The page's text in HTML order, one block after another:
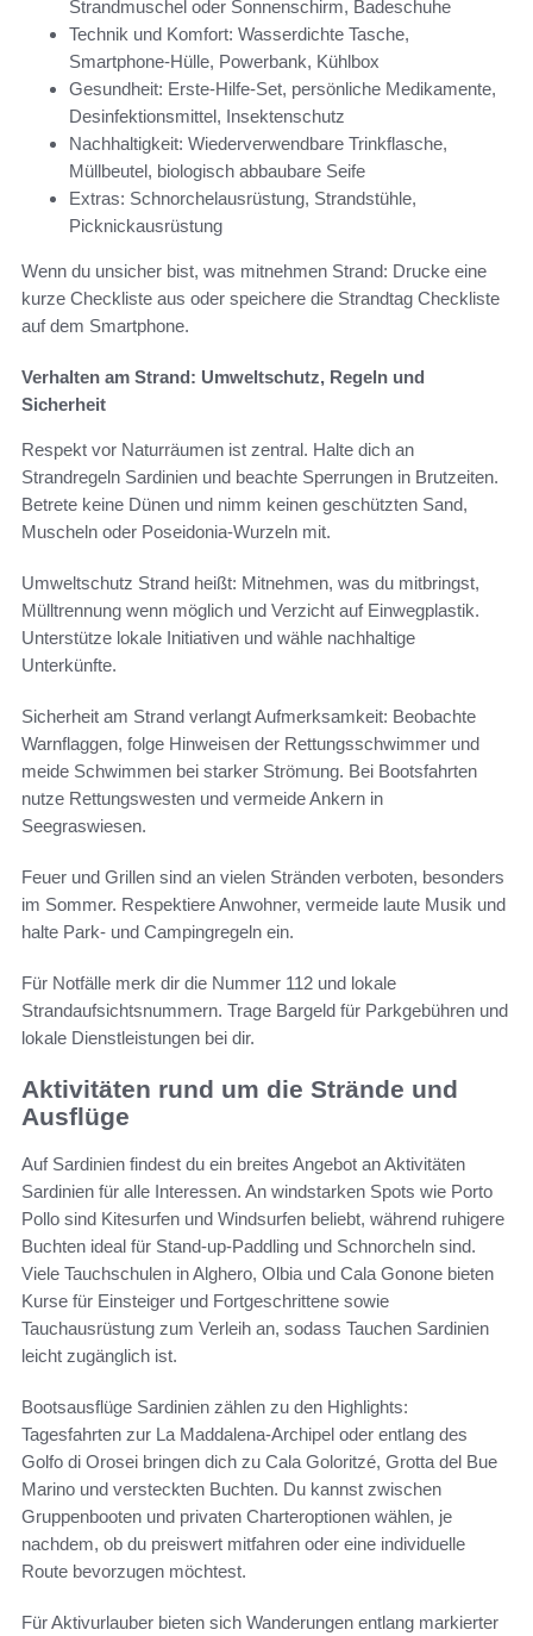
Strandmuschel oder Sonnenschirm, Badeschuhe
Technik und Komfort: Wasserdichte Tasche,
Smartphone-Hülle, Powerbank, Kühlbox
Gesundheit: Erste-Hilfe-Set, persönliche Medikamente,
Desinfektionsmittel, Insektenschutz
Nachhaltigkeit: Wiederverwendbare Trinkflasche,
Müllbeutel, biologisch abbaubare Seife
Extras: Schnorchelausrüstung, Strandstühle,
Picknickausrüstung
Wenn du unsicher bist, was mitnehmen Strand: Drucke eine
kurze Checkliste aus oder speichere die Strandtag Checkliste
auf dem Smartphone.
Verhalten am Strand: Umweltschutz, Regeln und
Sicherheit
Respekt vor Naturräumen ist zentral. Halte dich an
Strandregeln Sardinien und beachte Sperrungen in Brutzeiten.
Betrete keine Dünen und nimm keinen geschützten Sand,
Muscheln oder Poseidonia-Wurzeln mit.
Umweltschutz Strand heißt: Mitnehmen, was du mitbringst,
Mülltrennung wenn möglich und Verzicht auf Einwegplastik.
Unterstütze lokale Initiativen und wähle nachhaltige
Unterkünfte.
Sicherheit am Strand verlangt Aufmerksamkeit: Beobachte
Warnflaggen, folge Hinweisen der Rettungsschwimmer und
meide Schwimmen bei starker Strömung. Bei Bootsfahrten
nutze Rettungswesten und vermeide Ankern in
Seegraswiesen.
Feuer und Grillen sind an vielen Stränden verboten, besonders
im Sommer. Respektiere Anwohner, vermeide laute Musik und
halte Park- und Campingregeln ein.
Für Notfälle merk dir die Nummer 112 und lokale
Strandaufsichtsnummern. Trage Bargeld für Parkgebühren und
lokale Dienstleistungen bei dir.
Aktivitäten rund um die Strände und
Ausflüge
Auf Sardinien findest du ein breites Angebot an Aktivitäten
Sardinien für alle Interessen. An windstarken Spots wie Porto
Pollo sind Kitesurfen und Windsurfen beliebt, während ruhigere
Buchten ideal für Stand-up-Paddling und Schnorcheln sind.
Viele Tauchschulen in Alghero, Olbia und Cala Gonone bieten
Kurse für Einsteiger und Fortgeschrittene sowie
Tauchausrüstung zum Verleih an, sodass Tauchen Sardinien
leicht zugänglich ist.
Bootsausflüge Sardinien zählen zu den Highlights:
Tagesfahrten zur La Maddalena-Archipel oder entlang des
Golfo di Orosei bringen dich zu Cala Goloritzé, Grotta del Bue
Marino und versteckten Buchten. Du kannst zwischen
Gruppenbooten und privaten Charteroptionen wählen, je
nachdem, ob du preiswert mitfahren oder eine individuelle
Route bevorzugen möchtest.
Für Aktivurlauber bieten sich Wanderungen entlang markierter